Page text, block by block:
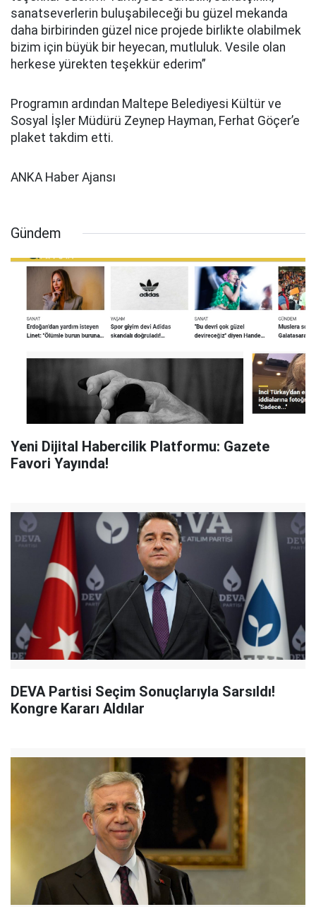
sanatseverlerin buluşabileceği bu güzel mekanda
daha birbirinden güzel nice projede birlikte olabilmek
bizim için büyük bir heyecan, mutluluk. Vesile olan
herkese yürekten teşekkür ederim”
Programın ardından Maltepe Belediyesi Kültür ve
Sosyal İşler Müdürü Zeynep Hayman, Ferhat Göçer’e
plaket takdim etti.
ANKA Haber Ajansı
Gündem
Yeni Dijital Habercilik Platformu: Gazete
Favori Yayında!
DEVA Partisi Seçim Sonuçlarıyla Sarsıldı!
Kongre Kararı Aldılar